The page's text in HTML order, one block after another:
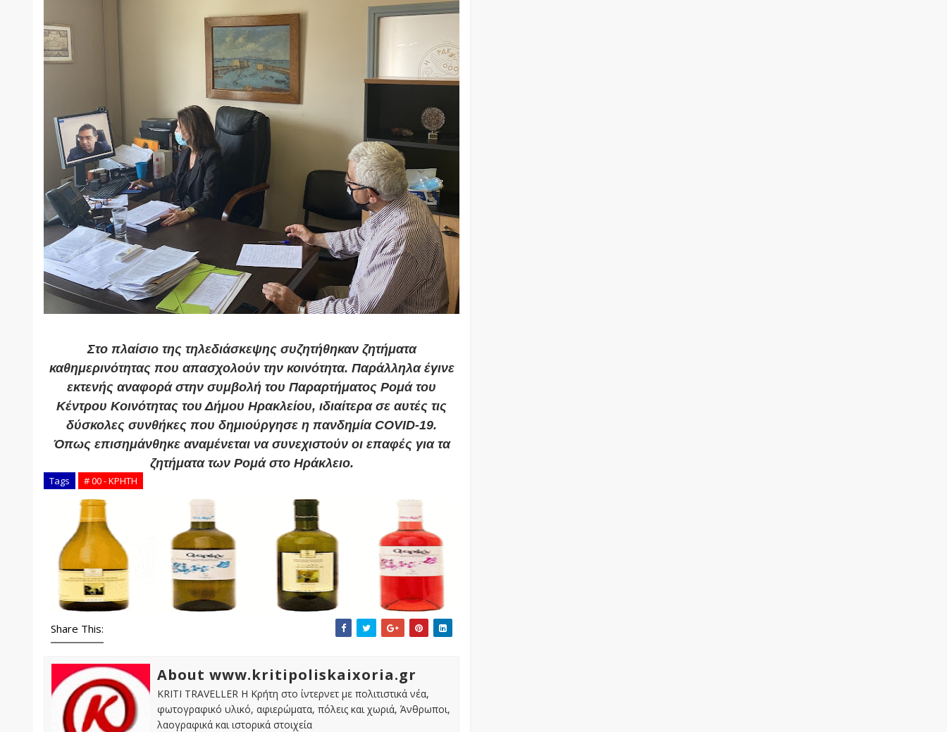
Στο πλαίσιο της τηλεδιάσκεψης συζητήθηκαν ζητήματα
καθημερινότητας που απασχολούν την κοινότητα. Παράλληλα έγινε
εκτενής αναφορά στην συμβολή του Παραρτήματος Ρομά του
Κέντρου Κοινότητας του Δήμου Ηρακλείου, ιδιαίτερα σε αυτές τις
δύσκολες συνθήκες που δημιούργησε η πανδημία COVID-19.
Όπως επισημάνθηκε αναμένεται να συνεχιστούν οι επαφές για τα
ζητήματα των Ρομά στο Ηράκλειο.
Tags # 00 - ΚΡΗΤΗ
Share This:
About www.kritipoliskaixoria.gr
KRITI TRAVELLER Η Κρήτη στο ίντερνετ με πολιτιστικά νέα,
φωτογραφικό υλικό, αφιερώματα, πόλεις και χωριά, Άνθρωποι,
λαογραφικά και ιστορικά στοιχεία